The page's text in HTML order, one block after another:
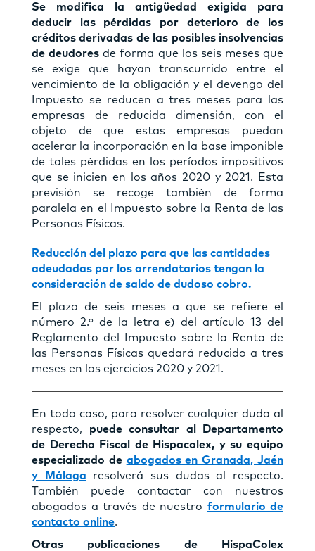
Se modifica la antigüedad exigida para
deducir las pérdidas por deterioro de los
créditos derivadas de las posibles insolvencias
de deudores de forma que los seis meses que
se exige que hayan transcurrido entre el
vencimiento de la obligación y el devengo del
Impuesto se reducen a tres meses para las
empresas de reducida dimensión, con el
objeto de que estas empresas puedan
acelerar la incorporación en la base imponible
de tales pérdidas en los períodos impositivos
que se inicien en los años 2020 y 2021. Esta
previsión se recoge también de forma
paralela en el Impuesto sobre la Renta de las
Personas Físicas.
Reducción del plazo para que las cantidades
adeudadas por los arrendatarios tengan la
consideración de saldo de dudoso cobro.
El plazo de seis meses a que se refiere el
número 2.º de la letra e) del artículo 13 del
Reglamento del Impuesto sobre la Renta de
las Personas Físicas quedará reducido a tres
meses en los ejercicios 2020 y 2021.
En todo caso, para resolver cualquier duda al
respecto, puede consultar al Departamento
de Derecho Fiscal de Hispacolex, y su equipo
especializado de abogados en Granada, Jaén
y Málaga resolverá sus dudas al respecto.
También puede contactar con nuestros
abogados a través de nuestro formulario de
contacto online.
Otras publicaciones de HispaColex